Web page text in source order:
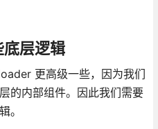
层逻辑
更高级一些，因为我们
的内部组件。因此我们需要
。